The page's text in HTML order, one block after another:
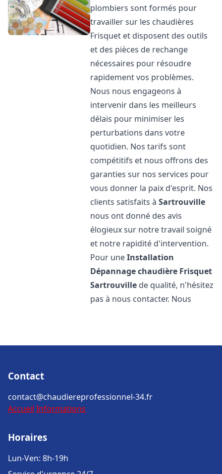
plombiers sont formés pour
travailler sur les chaudières
Frisquet et disposent des outils
et des pièces de rechange
nécessaires pour résoudre
rapidement vos problèmes.
Nous nous engageons à
intervenir dans les meilleurs
délais pour minimiser les
perturbations dans votre
quotidien. Nos tarifs sont
compétitifs et nous offrons des
garanties sur nos services pour
vous donner la paix d'esprit. Nos
clients satisfaits àSartrouville
nous ont donné des avis
élogieux sur notre travail soigné
et notre rapidité d'intervention.
Pour uneInstallation
Dépannage chaudière Frisquet
Sartrouville de qualité, n'hésitez
pas à nous contacter. Nous
Contact
contact@chaudiereprofessionnel-34.fr
Accueil Informations
Horaires
Lun-Ven: 8h-19h